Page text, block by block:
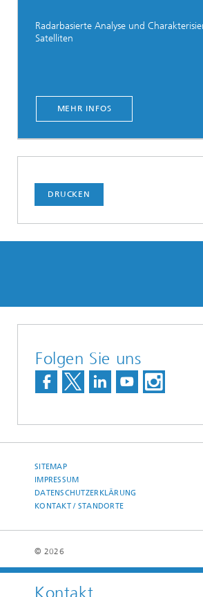
Radarbasierte Analyse und
Satelliten
MEHR INFOS
Kontakt
DRUCKEN
Folgen Sie uns
SITEMAP
IMPRESSUM
DATENSCHUTZERKLÄRUNG
KONTAKT / STANDORTE
© 2026